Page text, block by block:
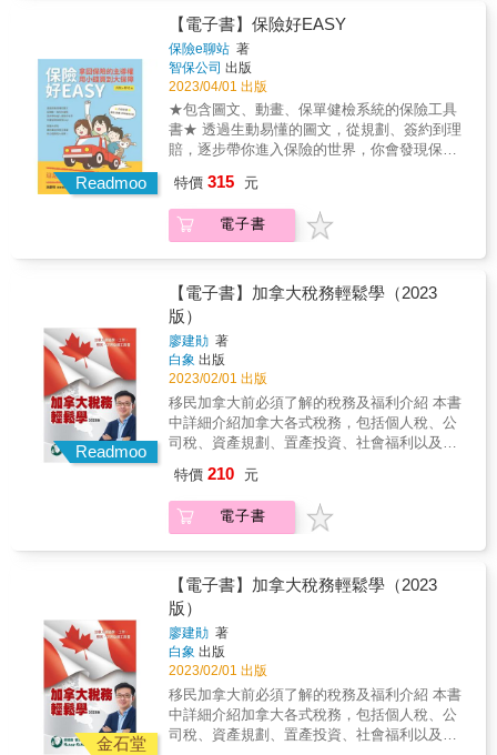
際的宣告利率低於預定利率時，就沒有增值／
分紅回饋金，對保險公司是利差損，此時，保
單價值準備金只能以預定利率計息增值，所
以，預定利率又被視為保單的保證最低利率。
& ★不只挖出問題，也提出明確的建議 & 作者
並不否定保險商品的效用。只是要正確的運
用。本書在最後兩章，提出明確的具體的建
地少繳稅。會計師、記帳士和律師為什麼要看
這本書？◎ 作者曾任稅務律師，有多年訴訟及
非訟經驗，可以協助專業人士正確適用稅法，
完整掌握稅法的發展趨勢。和市面上節稅的書
籍有什麼不同？◎ 本書用案例、故事撰寫。複
雜事情簡單化，專業事情通俗化，讀者容易閱
讀吸收。
東商銀信託部部長 &
定要做到的「老後財富自主」，輕鬆規畫你的
長壽人生，妥善規畫退休金流，養錢防老。 &
我是老人但絕不「下流」！預約不為金錢煩惱
的老後... & 4大目標，高效規劃，將資產分配做
好做滿 ■特色&rarr;以實際案例搭配規劃重點，
讓不同需要的人都能輕鬆抓住竅門。 ■種類
&rarr;本書共計規畫7種不同屬性與需求的安養
信託業務，清楚講解功能與規劃流程，讓你的
人生風險控管，績效滿分！ ■對象&rarr;節稅？
不管你的需求是什麼，這本書通通滿足你。 ■
效用&rarr;Step by step協助民眾規劃資金，並
在未來無法處理資產時，透過安養信託提供保
障。 & 專業推薦 & 呂蕙容｜信託公會秘書長
陳美娟｜國泰世華銀行信託部協理 田念昕｜遠
東商銀信託部部長 &
Readmoo
【電子書】保險好EASY
保險e聊站 著
智保公司 出版
2023/04/01 出版
★包含圖文、動畫、保單健檢系統的保險工具
書★ 透過生動易懂的圖文，從規劃、簽約到理
賠，逐步帶你進入保險的世界，你會發現保險
用小錢買到大保障！
特價 315 元
電子書
Readmoo
【電子書】加拿大稅務輕鬆學（2023
版）
廖建勛 著
白象 出版
2023/02/01 出版
移民加拿大前必須了解的稅務及福利介紹 本書
中詳細介紹加拿大各式稅務，包括個人稅、公
司稅、資產規劃、置產投資、社會福利以及退
務資訊並融入加拿大展開新生活。
特價 210 元
電子書
金石堂
【電子書】加拿大稅務輕鬆學（2023
版）
廖建勛 著
白象 出版
2023/02/01 出版
移民加拿大前必須了解的稅務及福利介紹 本書
中詳細介紹加拿大各式稅務，包括個人稅、公
司稅、資產規劃、置產投資、社會福利以及退